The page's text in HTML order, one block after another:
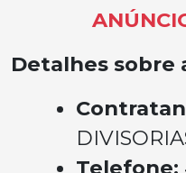
Detalhes sobre
Telefone: